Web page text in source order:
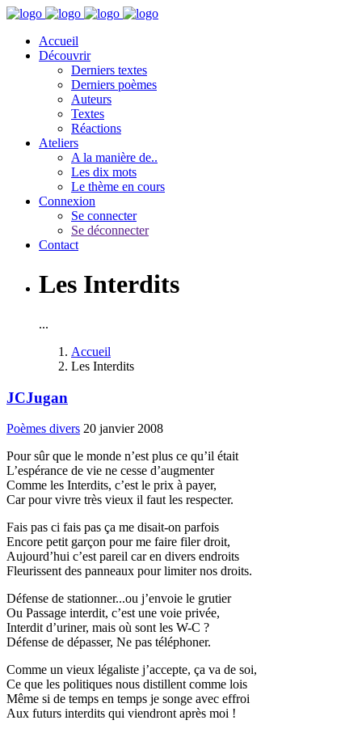
Accueil
Découvrir
Derniers textes
Derniers poèmes
Auteurs
Textes
Réactions
Ateliers
A la manière de..
Les dix mots
Le thème en cours
Connexion
Se connecter
Se déconnecter
Contact
Les Interdits
...
Accueil
Les Interdits
JCJugan
Poèmes divers 20 janvier 2008
Pour sûr que le monde n’est plus ce qu’il était
L’espérance de vie ne cesse d’augmenter
Comme les Interdits, c’est le prix à payer,
Car pour vivre très vieux il faut les respecter.
Fais pas ci fais pas ça me disait-on parfois
Encore petit garçon pour me faire filer droit,
Aujourd’hui c’est pareil car en divers endroits
Fleurissent des panneaux pour limiter nos droits.
Défense de stationner...ou j’envoie le grutier
Ou Passage interdit, c’est une voie privée,
Interdit d’uriner, mais où sont les W-C ?
Défense de dépasser, Ne pas téléphoner.
Comme un vieux légaliste j’accepte, ça va de soi,
Ce que les politiques nous distillent comme lois
Même si de temps en temps je songe avec effroi
Aux futurs interdits qui viendront après moi !